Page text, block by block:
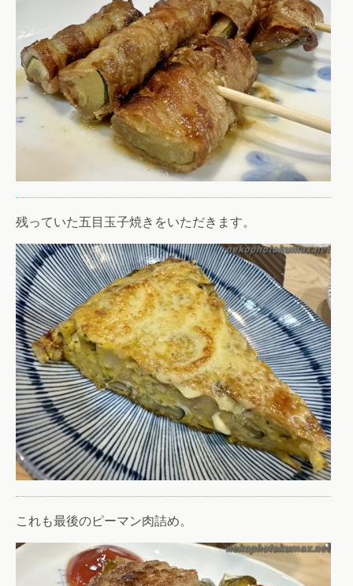
残っていた五目玉子焼きをいただきます。
これも最後のピーマン肉詰め。